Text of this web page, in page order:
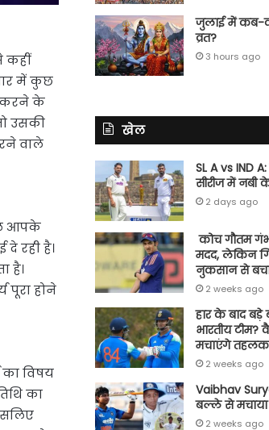
कहीं
में कुछ
करने के
उसकी
वाले
आपके
रही है।
है।
पूरा होने
का विषय
का
जुलाई में कब-
व्रत?
3 hours ago
खेल
SL A vs IND
सीरीज में नबी
2 days ago
कोच गौतम
मदद, लेकिन
नुकसान से
2 weeks ago
हार के बाद
भारतीय टीम?
मचाएंगे
2 weeks ago
Vaibhav
बल्ले से
2 weeks ago